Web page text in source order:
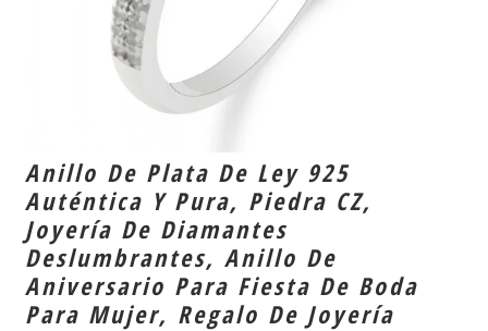
Anillo De Plata De Ley 925
Auténtica Y Pura, Piedra CZ,
Joyería De Diamantes
Deslumbrantes, Anillo De
Aniversario Para Fiesta De Boda
Para Mujer, Regalo De Joyería